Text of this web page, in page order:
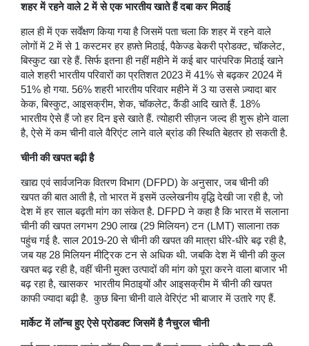
शहर में रहने वाले 2 में से एक भारतीय खाते हैं दबा कर मिठाई
हाल ही में एक सर्वेंक्षण किया गया है जिसमें पता चला कि शहर में रहने वाले
लोगों में 2 में से 1 कस्टमर हर हफ़्ते मिठाई, पैकेज्ड बेकरी प्रोडक्ट, चॉकलेट,
बिस्कुट खा रहे हैं. सिर्फ इतना ही नहीं महीने में कई बार पारंपरिक मिठाई खाने
वाले शहरी भारतीय परिवारों का प्रतिशत 2023 में 41% से बढ़कर 2024 में
51% हो गया. 56% शहरी भारतीय परिवार महीने में 3 या उससे ज़्यादा बार
केक, बिस्कुट, आइसक्रीम, शेक, चॉकलेट, कैंडी आदि खाते हैं. 18%
भारतीय ऐसे हैं जो हर दिन इसे खाते हैं. त्योहारी सीज़न जल्द ही शुरू होने वाला
है, ऐसे में कम चीनी वाले वैरिएंट लाने वाले ब्रांड की स्थिति बेहतर हो सकती है.
चीनी की खपत बढ़ी है
खाद्य एवं सार्वजनिक वितरण विभाग (DFPD) के अनुसार, जब चीनी की
खपत की बात आती है, तो भारत में इसमें उल्लेखनीय वृद्धि देखी जा रही है, जो
देश में हर साल बढ़ती मांग का संकेत है. DFPD ने कहा है कि भारत में सलाना
चीनी की खपत लगभग 290 लाख (29 मिलियन) टन (LMT) सालाना तक
पहुंच गई है. साल 2019-20 से चीनी की खपत की मात्रा धीरे-धीरे बढ़ रही है,
जब यह 28 मिलियन मीट्रिक टन से अधिक थी. जबकि देश में चीनी की कुल
खपत बढ़ रही है, वहीं चीनी मुक्त उत्पादों की मांग को पूरा करने वाला बाजार भी
बढ़ रहा है, खासकर भारतीय मिठाइयों और आइसक्रीम में चीनी की खपत
काफी ज्यादा बढ़ी है. कुछ बिना चीनी वाले वेरिएंट भी बाजार में उतारे गए हैं.
मार्केट में लॉन्च हुए ऐसे प्रोडक्ट जिसमें है नैचुरल चीनी